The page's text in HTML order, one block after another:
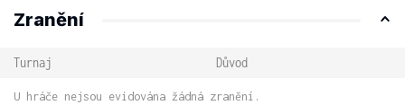
Zranění
Turnaj Důvod
U hráče nejsou evidována žádná zranění.